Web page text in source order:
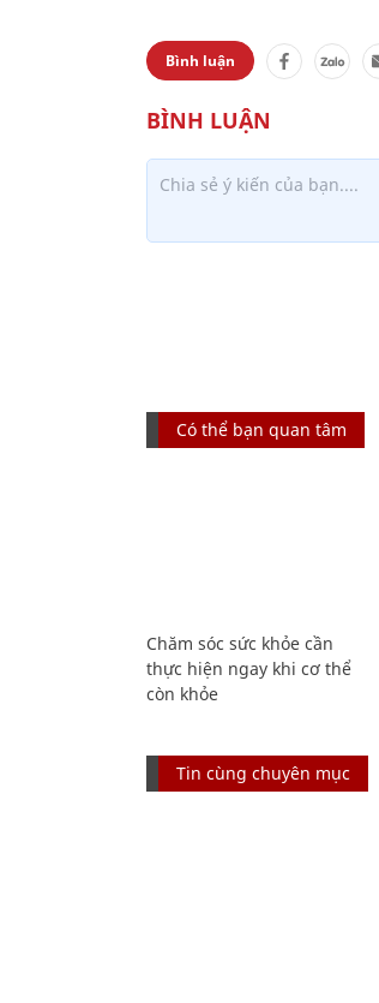
Bình luận
Có thể bạn quan tâm
Chăm sóc sức khỏe cần
thực hiện ngay khi cơ thể
còn khỏe
Tin cùng chuyên mục